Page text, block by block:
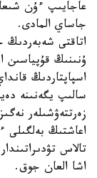
جاساي المادى.
اتاقتى
ۇنىنىڭ قۇپياسىن
اسپاپتاردىڭ
سالىپ يگەنىنە
زەرتتەۋشىلەر
اعاشتىڭ بەلگىلى
تالاس
اشا العان جوق.